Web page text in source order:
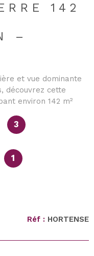
142
–
et vue dominante
découvrez cette
environ 142 m²
rare
d’une pompe à
cheminée
offrant un
de-chaussée
pouvant, selon les
La maison se
verrière zénithale.
à granulés, cet
3
1
Réf : HORTENSE